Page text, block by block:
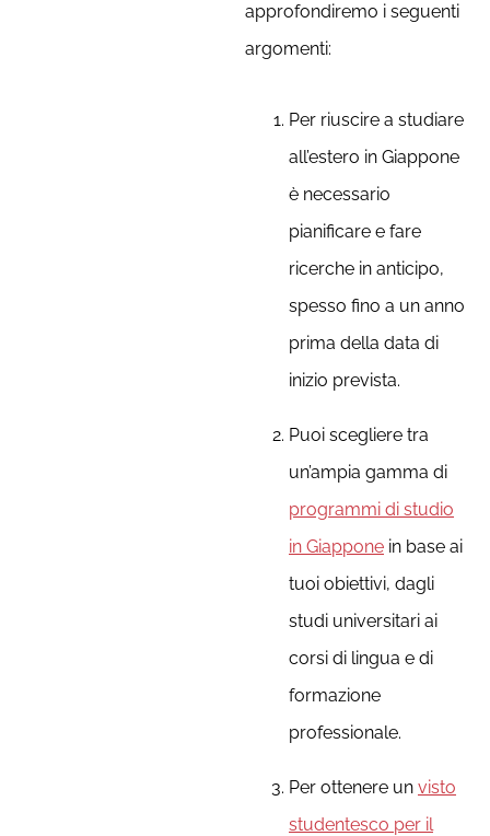
approfondiremo i seguenti
argomenti:
Per riuscire a studiare
all’estero in Giappone
è necessario
pianificare e fare
ricerche in anticipo,
spesso fino a un anno
prima della data di
inizio prevista.
Puoi scegliere tra
un’ampia gamma di
programmi di studio
in Giappone in base ai
tuoi obiettivi, dagli
studi universitari ai
corsi di lingua e di
formazione
professionale.
Per ottenere un visto
studentesco per il